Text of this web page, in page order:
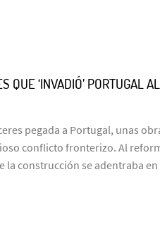
QUE ‘INVADIÓ’ PORTUGAL AL
pegada a Portugal, unas
conflicto fronterizo. Al
la construcción se adentraba en